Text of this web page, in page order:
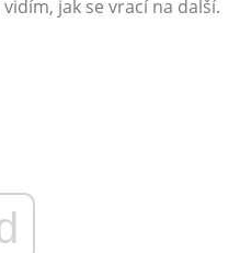
jak se vrací na další.